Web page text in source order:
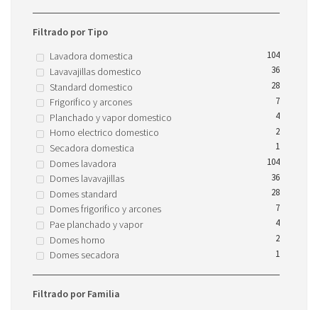
Filtrado por Tipo
Lavadora domestica
104
Lavavajillas domestico 36
Standard domestico 28
Frigorifico y arcones 7
Planchado y vapor domestico 4
Horno electrico domestico 2
Secadora domestica 1
Domes lavadora 104
Domes lavavajillas 36
Domes standard 28
Domes frigorifico y arcones 7
Pae planchado y vapor 4
Domes horno 2
Domes secadora 1
Filtrado por Familia